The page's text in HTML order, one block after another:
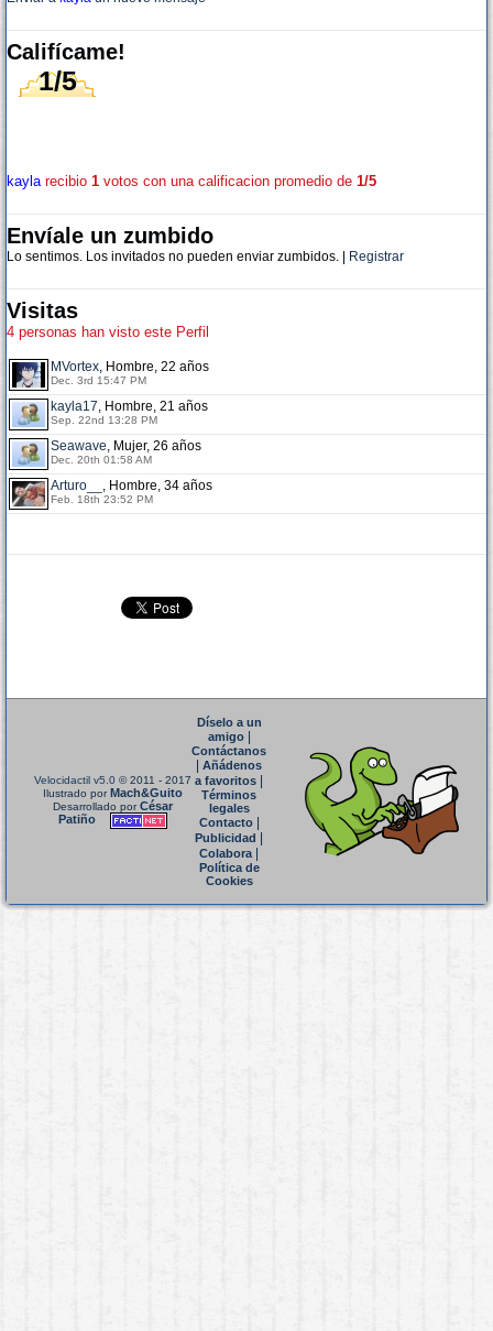
Califícame!
1/5
kaylarecibio 1 votos con una calificacion promedio de 1/5
Envíale un zumbido
Lo sentimos. Los invitados no pueden enviar zumbidos. | Registrar
Visitas
4 personas han visto este Perfil
MVortex, Hombre, 22 años
Dec. 3rd 15:47 PM
kayla17, Hombre, 21 años
Sep. 22nd 13:28 PM
Seawave, Mujer, 26 años
Dec. 20th 01:58 AM
Arturo__ , Hombre, 34 años
Feb. 18th 23:52 PM
Velocidactil v5.0 © 2011 - 2017
Ilustrado porMach&Guito
Desarrollado porCésar
Patiño
Díselo a un
amigo|
Contáctanos
Añádenos
a favoritos
Términos
legales
Contacto|
Publicidad
Colabora|
Política de
Cookies